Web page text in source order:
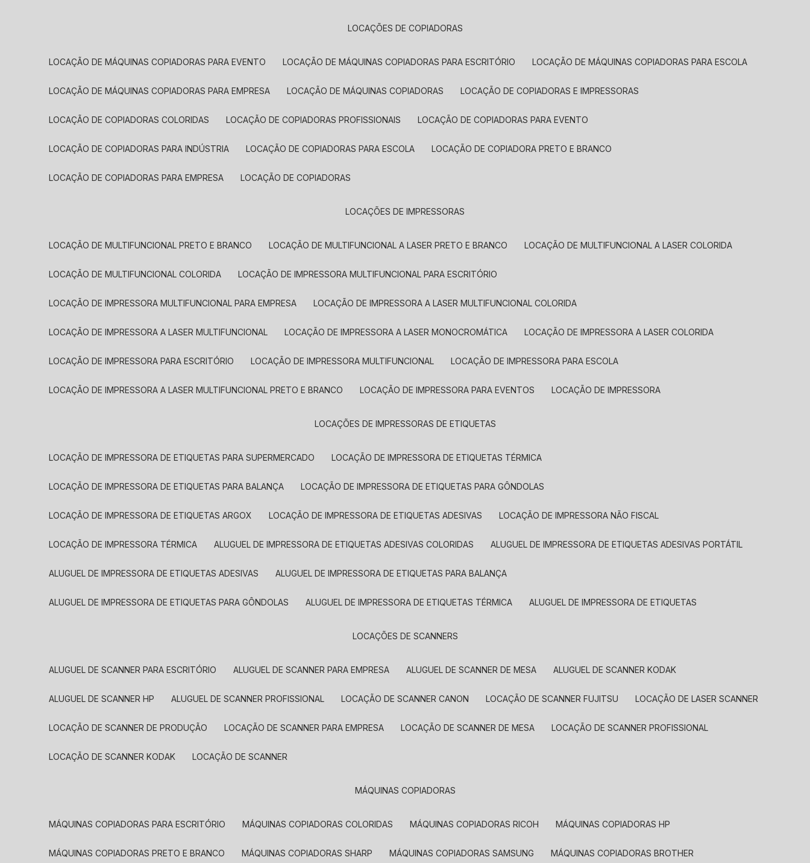
LOCAÇÕES DE COPIADORAS
LOCAÇÃO DE MÁQUINAS COPIADORAS PARA EVENTO LOCAÇÃO DE MÁQUINAS COPIADORAS PARA ESCRITÓRIO LOCAÇÃO DE MÁQUINAS COPIADORAS PARA ESCOLA
LOCAÇÃO DE MÁQUINAS COPIADORAS PARA EMPRESA LOCAÇÃO DE MÁQUINAS COPIADORAS LOCAÇÃO DE COPIADORAS E IMPRESSORAS
LOCAÇÃO DE COPIADORAS COLORIDAS LOCAÇÃO DE COPIADORAS PROFISSIONAIS LOCAÇÃO DE COPIADORAS PARA EVENTO
LOCAÇÃO DE COPIADORAS PARA INDÚSTRIA LOCAÇÃO DE COPIADORAS PARA ESCOLA LOCAÇÃO DE COPIADORA PRETO E BRANCO
LOCAÇÃO DE COPIADORAS PARA EMPRESA LOCAÇÃO DE COPIADORAS
LOCAÇÕES DE IMPRESSORAS
LOCAÇÃO DE MULTIFUNCIONAL PRETO E BRANCO LOCAÇÃO DE MULTIFUNCIONAL A LASER PRETO E BRANCO LOCAÇÃO DE MULTIFUNCIONAL A LASER COLORIDA
LOCAÇÃO DE MULTIFUNCIONAL COLORIDA LOCAÇÃO DE IMPRESSORA MULTIFUNCIONAL PARA ESCRITÓRIO
LOCAÇÃO DE IMPRESSORA MULTIFUNCIONAL PARA EMPRESA LOCAÇÃO DE IMPRESSORA A LASER MULTIFUNCIONAL COLORIDA
LOCAÇÃO DE IMPRESSORA A LASER MULTIFUNCIONAL LOCAÇÃO DE IMPRESSORA A LASER MONOCROMÁTICA LOCAÇÃO DE IMPRESSORA A LASER COLORIDA
LOCAÇÃO DE IMPRESSORA PARA ESCRITÓRIO LOCAÇÃO DE IMPRESSORA MULTIFUNCIONAL LOCAÇÃO DE IMPRESSORA PARA ESCOLA
LOCAÇÃO DE IMPRESSORA A LASER MULTIFUNCIONAL PRETO E BRANCO LOCAÇÃO DE IMPRESSORA PARA EVENTOS LOCAÇÃO DE IMPRESSORA
LOCAÇÕES DE IMPRESSORAS DE ETIQUETAS
LOCAÇÃO DE IMPRESSORA DE ETIQUETAS PARA SUPERMERCADO LOCAÇÃO DE IMPRESSORA DE ETIQUETAS TÉRMICA
LOCAÇÃO DE IMPRESSORA DE ETIQUETAS PARA BALANÇA LOCAÇÃO DE IMPRESSORA DE ETIQUETAS PARA GÔNDOLAS
LOCAÇÃO DE IMPRESSORA DE ETIQUETAS ARGOX LOCAÇÃO DE IMPRESSORA DE ETIQUETAS ADESIVAS LOCAÇÃO DE IMPRESSORA NÃO FISCAL
LOCAÇÃO DE IMPRESSORA TÉRMICA ALUGUEL DE IMPRESSORA DE ETIQUETAS ADESIVAS COLORIDAS ALUGUEL DE IMPRESSORA DE ETIQUETAS ADESIVAS PORTÁTIL
ALUGUEL DE IMPRESSORA DE ETIQUETAS ADESIVAS ALUGUEL DE IMPRESSORA DE ETIQUETAS PARA BALANÇA
ALUGUEL DE IMPRESSORA DE ETIQUETAS PARA GÔNDOLAS ALUGUEL DE IMPRESSORA DE ETIQUETAS TÉRMICA ALUGUEL DE IMPRESSORA DE ETIQUETAS
LOCAÇÕES DE SCANNERS
ALUGUEL DE SCANNER PARA ESCRITÓRIO ALUGUEL DE SCANNER PARA EMPRESA ALUGUEL DE SCANNER DE MESA ALUGUEL DE SCANNER KODAK
ALUGUEL DE SCANNER HP ALUGUEL DE SCANNER PROFISSIONAL LOCAÇÃO DE SCANNER CANON LOCAÇÃO DE SCANNER FUJITSU LOCAÇÃO DE LASER SCANNER
LOCAÇÃO DE SCANNER DE PRODUÇÃO LOCAÇÃO DE SCANNER PARA EMPRESA LOCAÇÃO DE SCANNER DE MESA LOCAÇÃO DE SCANNER PROFISSIONAL
LOCAÇÃO DE SCANNER KODAK LOCAÇÃO DE SCANNER
MÁQUINAS COPIADORAS
MÁQUINAS COPIADORAS PARA ESCRITÓRIO MÁQUINAS COPIADORAS COLORIDAS MÁQUINAS COPIADORAS RICOH MÁQUINAS COPIADORAS HP
MÁQUINAS COPIADORAS PRETO E BRANCO MÁQUINAS COPIADORAS SHARP MÁQUINAS COPIADORAS SAMSUNG MÁQUINAS COPIADORAS BROTHER